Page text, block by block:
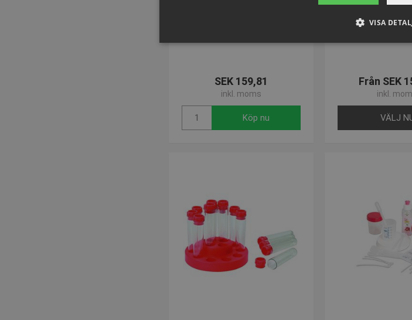
SEK 159,81
inkl. moms
Köp nu
Från SEK
inkl.
VÄLJ
VISA
Strikt nödvändiga kakor tillåter kärnwebbplatsfunktioner som
ordentligt utan strikt nödvändiga cookies.
Namn
Utgång
popup-signup-closed
.presencosport.se 1 år
CookieScriptConsent
contextValues
www.presencosport.se
Session
_sn_m
www.presencosport.se
crisp-